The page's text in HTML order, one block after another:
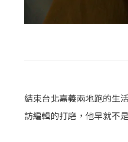
結束台北嘉義兩地跑的生
訪編輯的打磨，他早就不